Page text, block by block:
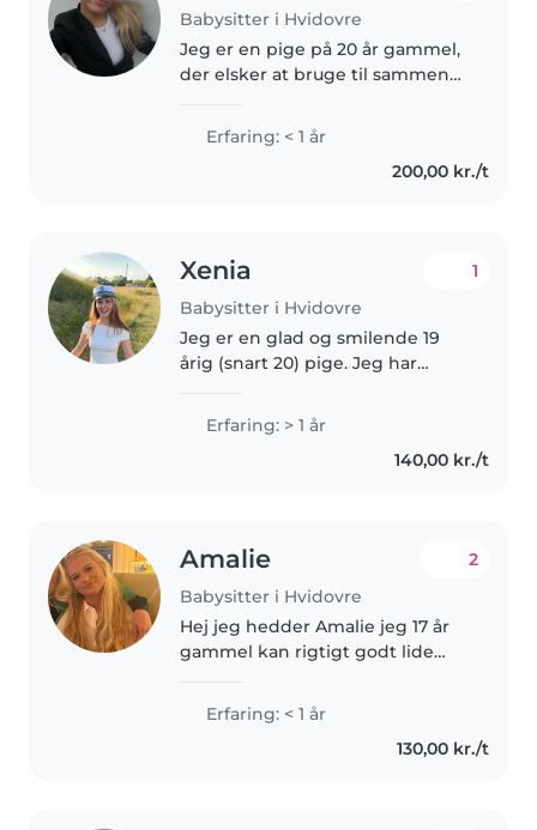
Babysitter i Hvidovre
Jeg er en pige på 20 år gammel,
der elsker at bruge til sammen
ansvarlig og omsorgsfuld
babysitter med 1 års erfaring
med børn i alderen 3-10 år. Jeg
Erfaring: < 1 år
200,00 kr./t
Xenia
Babysitter i Hvidovre
1
Jeg er en glad og smilende 19
årig (snart 20) pige. Jeg har
år, og starter på folkeskolelærer
uddannelsen i slut august. Jeg
Erfaring: > 1 år
140,00 kr./t
Amalie
Babysitter i Hvidovre
2
Hej jeg hedder Amalie jeg 17 år
gammel kan rigtigt godt lide
ogs godt kan lide mig er en
meget omsorgsfuld person har
ikke erfaring men har et par
Erfaring: < 1 år
130,00 kr./t